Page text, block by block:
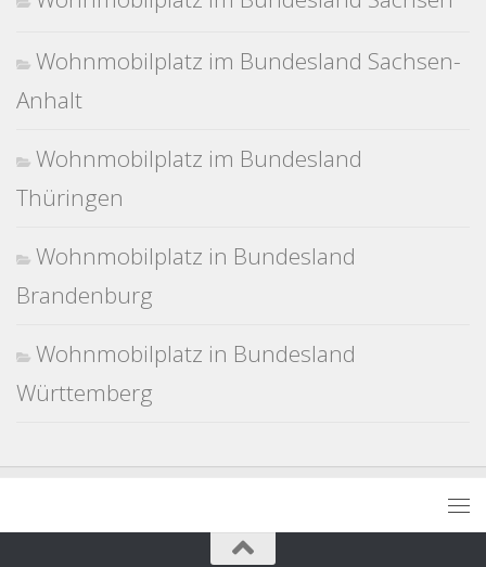
Wohnmobilplatz im Bundesland Sachsen-
Anhalt
Wohnmobilplatz im Bundesland
Thüringen
Wohnmobilplatz in Bundesland
Brandenburg
Wohnmobilplatz in Bundesland
Württemberg